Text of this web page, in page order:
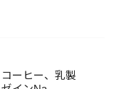
ーヒー、乳製